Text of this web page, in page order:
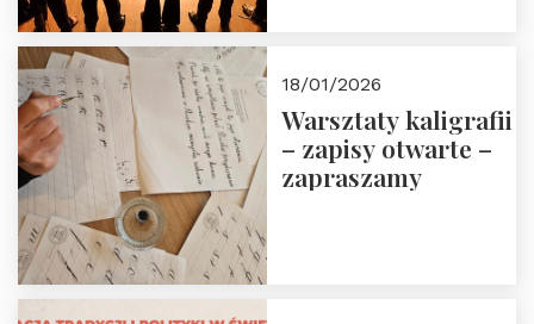
18/01/2026
Warsztaty kaligrafii
– zapisy otwarte –
zapraszamy